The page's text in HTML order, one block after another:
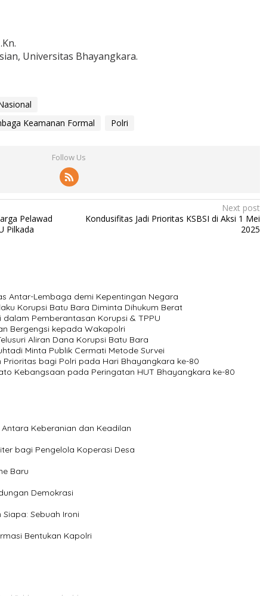
Universitas Bhayangkara.
Keamanan Formal
Polri
Follow Us
Pelawad
Pilkada
Next post
Kondusifitas Jadi Prioritas KSBSI di Aksi 1 Mei
2025
Antar-Lembaga demi Kepentingan Negara
Korupsi Batu Bara Diminta Dihukum Berat
dalam Pemberantasan Korupsi & TPPU
Bergengsi kepada Wakapolri
Aliran Dana Korupsi Batu Bara
Minta Publik Cermati Metode Survei
Prioritas bagi Polri pada Hari Bhayangkara ke-80
Kebangsaan pada Peringatan HUT Bhayangkara ke-80
Keberanian dan Keadilan
bagi Pengelola Koperasi Desa
Baru
Demokrasi
Sebuah Ironi
Bentukan Kapolri